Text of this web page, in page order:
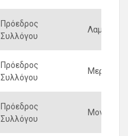
Πρόεδρος
Συλλόγου
Πρόεδρος
Συλλόγου
Πρόεδρος
Συλλόγου